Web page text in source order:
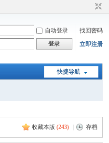
自动登录
找回密码
登录 立即注册
快捷导航
收藏本版 (243) 存档